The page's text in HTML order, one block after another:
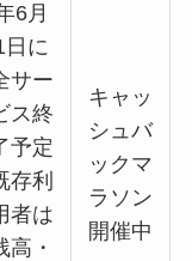
6月
日に
サー
ス終
予定
存利
者は
高・
キャッ
シュバ
ックマ
ラソン
開催中